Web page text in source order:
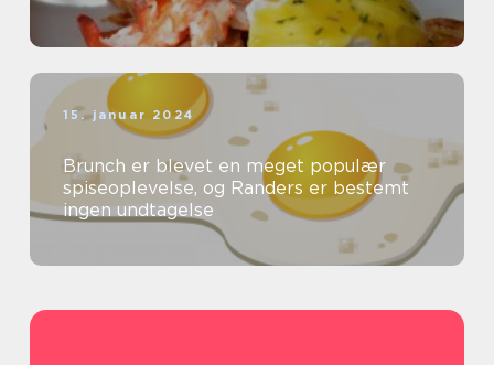
15. januar 2024
Brunch er blevet en meget populær
spiseoplevelse, og Randers er bestemt
ingen undtagelse